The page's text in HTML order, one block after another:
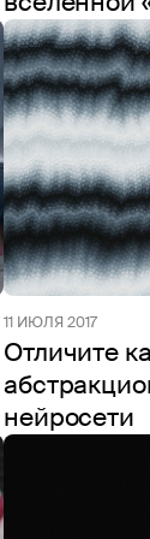
11 ИЮЛЯ 2017
Отличите
нейросети